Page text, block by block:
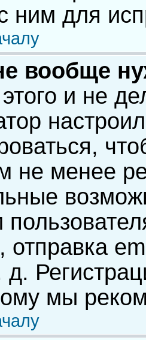
ним для
вообще
и не
не менее
д.
мы